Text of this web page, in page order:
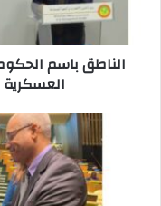
الناطق باسم
العسكرية